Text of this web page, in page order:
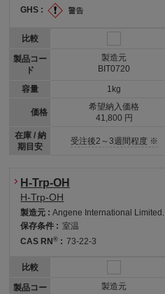
GHS :
比較
製品コー
ド
容量
価格
在庫 / 納
期目安
製造元
BIT0720
1kg
希望納入価格
41,800 円
受注後2～3週間程度 ※
H-Trp-OH
H-Trp-OH
製造元 :Angene International Limited.
保存条件 : 室温
CAS RN® : 73-22-3
比較
製品コー
製造元